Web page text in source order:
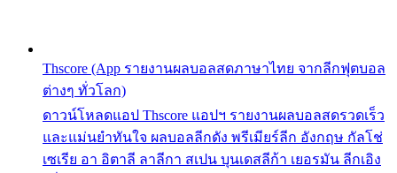
Thscore (App รายงานผลบอลสดภาษาไทย จากลีกฟุตบอล
ต่างๆ ทั่วโลก)
ดาวน์โหลดแอป Thscore แอปฯ รายงานผลบอลสดรวดเร็ว
และแม่นยำทันใจ ผลบอลลีกดัง พรีเมียร์ลีก อังกฤษ กัลโช่
เซเรีย อา อิตาลี ลาลีกา สเปน บุนเดสลีก้า เยอรมัน ลีกเอิง